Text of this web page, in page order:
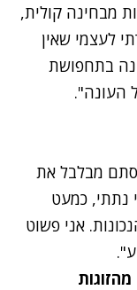
מבחינה קולית,
לעצמי שאין
בתחפושת
העונה".
סתם מבלבל את
נתתי, כמעט
אני פשוט